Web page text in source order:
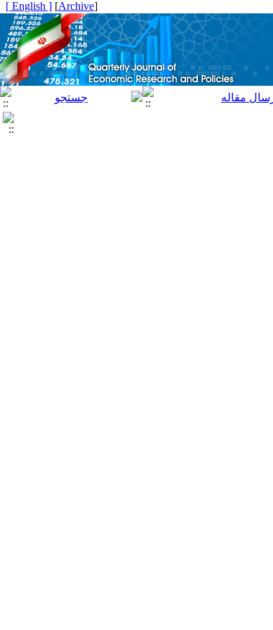
[
Archive
]
[ English ]